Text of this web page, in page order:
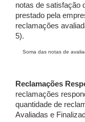
notas de satisfação
prestado pela
reclamações
5).
Soma das notas de
Reclamações
reclamações
quantidade de
Avaliadas e